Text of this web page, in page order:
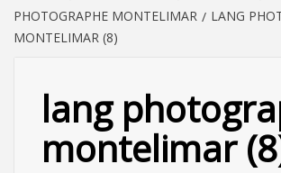
PHOTOGRAPHE MONTELIMAR
LANG
MONTELIMAR (8)
lang
montelimar